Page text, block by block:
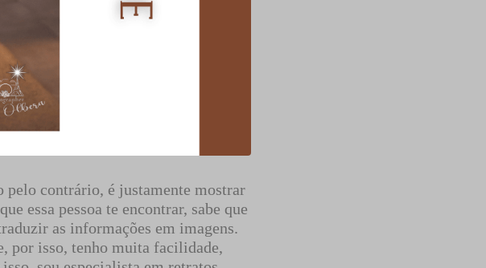
pelo contrário, é justamente mostrar
essa pessoa te encontrar, sabe que
as informações em imagens.
por isso, tenho muita facilidade,